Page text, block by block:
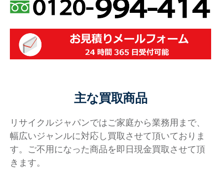
主な買取商品
リサイクルジャパンではご家庭から業務用まで、
幅広いジャンルに対応し買取させて頂いておりま
す。ご不用になった商品を即日現金買取させて頂
きます。